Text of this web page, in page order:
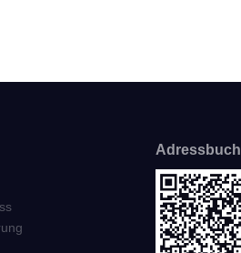
Adressbuch